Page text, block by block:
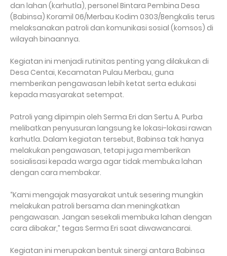
dan lahan (karhutla), personel Bintara Pembina Desa
(Babinsa) Koramil 06/Merbau Kodim 0303/Bengkalis terus
melaksanakan patroli dan komunikasi sosial (komsos) di
wilayah binaannya.
Kegiatan ini menjadi rutinitas penting yang dilakukan di
Desa Centai, Kecamatan Pulau Merbau, guna
memberikan pengawasan lebih ketat serta edukasi
kepada masyarakat setempat.
Patroli yang dipimpin oleh Serma Eri dan Sertu A. Purba
melibatkan penyusuran langsung ke lokasi-lokasi rawan
karhutla. Dalam kegiatan tersebut, Babinsa tak hanya
melakukan pengawasan, tetapi juga memberikan
sosialisasi kepada warga agar tidak membuka lahan
dengan cara membakar.
“Kami mengajak masyarakat untuk sesering mungkin
melakukan patroli bersama dan meningkatkan
pengawasan. Jangan sesekali membuka lahan dengan
cara dibakar,” tegas Serma Eri saat diwawancarai.
Kegiatan ini merupakan bentuk sinergi antara Babinsa